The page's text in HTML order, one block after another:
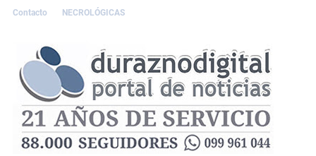
Contacto NECROLÓGICAS